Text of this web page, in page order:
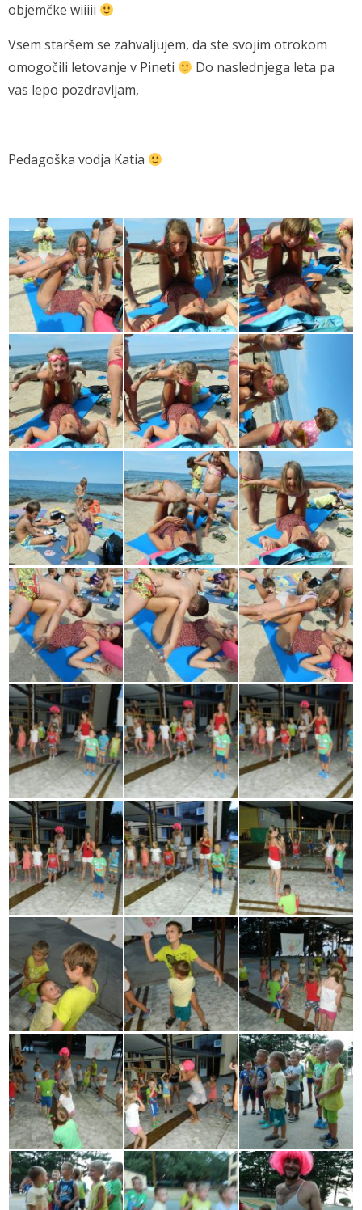
objemčke wiiiii
Vsem staršem se zahvaljujem, da ste svojim otrokom
omogočili letovanje v Pineti
Do naslednjega leta pa
vas lepo pozdravljam,
Pedagoška vodja Katia